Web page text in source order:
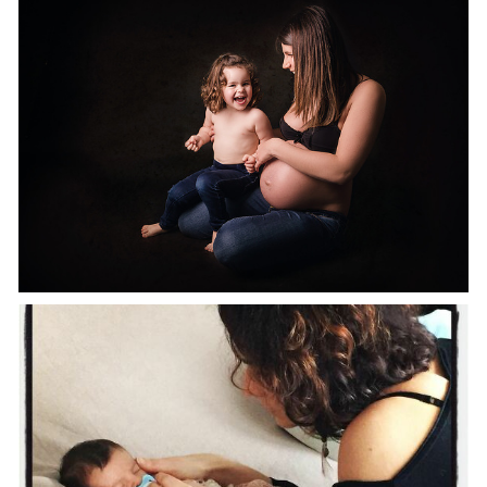
SEANCE GROSSESSE ET ENFANCE STUDIO ET
EXTERIEUR I AUREC SUR LOIRE I PHOTOGRAPHE POUR
ENFANT
PHOTOGRAPHE GROSSESSE & NAISSANCE | SEANCE
INTIME | STUDIO LUMIERE NATURELLE | LOIRE &
HAUTE-LOIRE